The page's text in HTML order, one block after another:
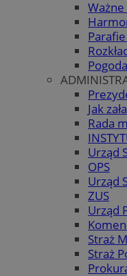
Jak
Rada
Urząd
OPS
Urząd
ZUS
Urząd
Straż
Straż